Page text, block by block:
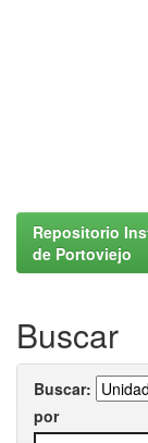
Repositorio
de Portoviejo
Buscar
Buscar:
por